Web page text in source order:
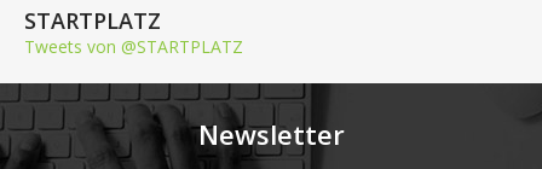
STARTPLATZ
Tweets von @STARTPLATZ
Newsletter